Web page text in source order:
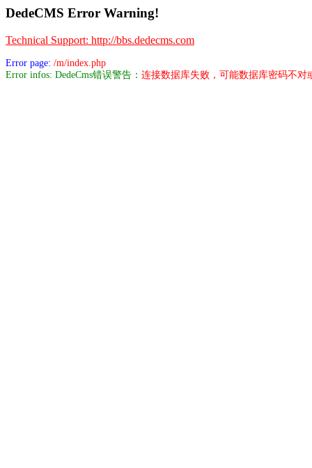
DedeCMS Error Warning!
Technical Support: http://bbs.dedecms.com
Error page: /m/index.php
Error infos: DedeCms错误警告： 连接数据库失败，可能数据库密码不对